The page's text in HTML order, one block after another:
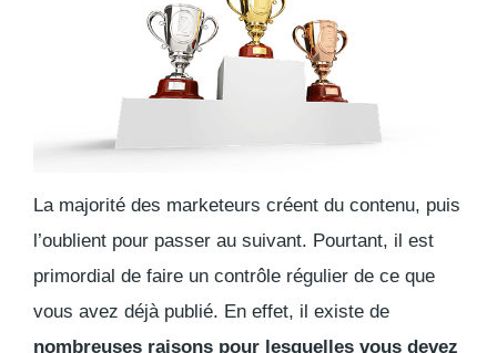
La majorité des marketeurs créent du contenu, puis
l’oublient pour passer au suivant. Pourtant, il est
primordial de faire un contrôle régulier de ce que
vous avez déjà publié. En effet, il existe de
nombreuses raisons pour lesquelles vous devez